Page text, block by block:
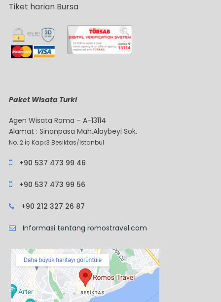
Tiket harian Bursa
Paket Wisata Turki
Agen Wisata Roma – A-13114
Alamat : Sinanpasa Mah.Alaybeyi Sok.
No. 2 İç Kapı:3 Besiktas/Istanbul
+90 537 473 99 46
+90 537 473 99 56
+90 212 327 26 87
Informasi tentang romostravel.com